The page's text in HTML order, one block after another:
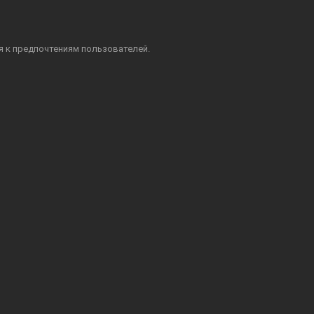
к предпочтениям пользователей.